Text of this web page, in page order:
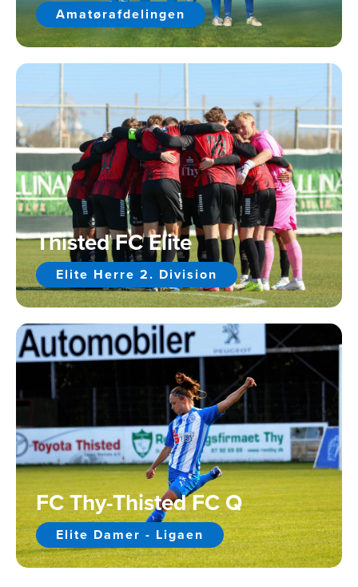
Amatørafdelingen
Thisted FC Elite
Elite Herre 2. Division
FC Thy-Thisted FC Q
Elite Damer - Ligaen